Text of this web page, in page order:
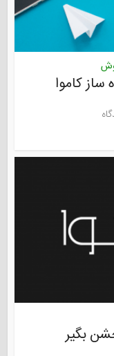
ساز کاموا
بگیر